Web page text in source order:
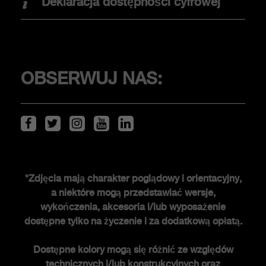
Jazda testowa
Serwis i akcesoria
Historia FCA heritage
Historia
Nowości
Deklaracja dostępności cyfrowej
OBSERWUJ NAS:
*Zdjęcia mają charakter poglądowy i orientacyjny,
a niektóre mogą przedstawiać wersje,
wykończenia, akcesoria i/lub wyposażenie
dostępne tylko na życzenie i za dodatkową opłatą.
Dostępne kolory mogą się różnić ze względów